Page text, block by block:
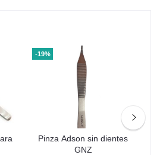
-19%
Pinza Adson sin dientes
GNZ